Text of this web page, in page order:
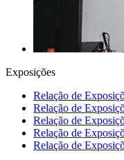
Exposições
Relação de
Relação de
Relação de
Relação de
Relação de